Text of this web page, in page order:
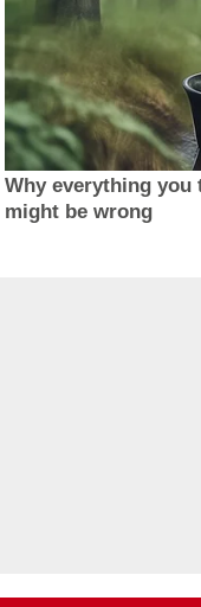
Why everything you
might be wrong